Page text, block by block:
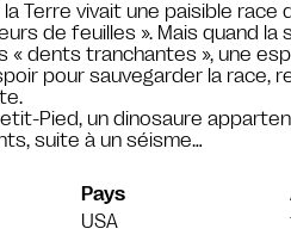
la Terre vivait une paisible race
de feuilles ». Mais quand la
« dents tranchantes », une
pour sauvegarder la race,
Pied, un dinosaure
suite à un séisme…
Pays
USA